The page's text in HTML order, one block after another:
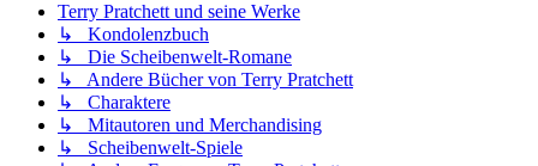
Terry Pratchett und seine Werke
↳ Kondolenzbuch
↳ Die Scheibenwelt-Romane
↳ Andere Bücher von Terry Pratchett
↳ Charaktere
↳ Mitautoren und Merchandising
↳ Scheibenwelt-Spiele